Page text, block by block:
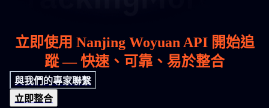
立即使用 Nanjing Woyuan API 開始追
蹤 — 快速、可靠、易於整合
與我們的專家聯繫
立即整合